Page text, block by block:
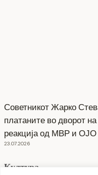
Советникот Жарко
платаните во дворот
реакција од МВР и ОЈО
23.07.2026
Култура